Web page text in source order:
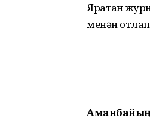
Яратҡан
менән